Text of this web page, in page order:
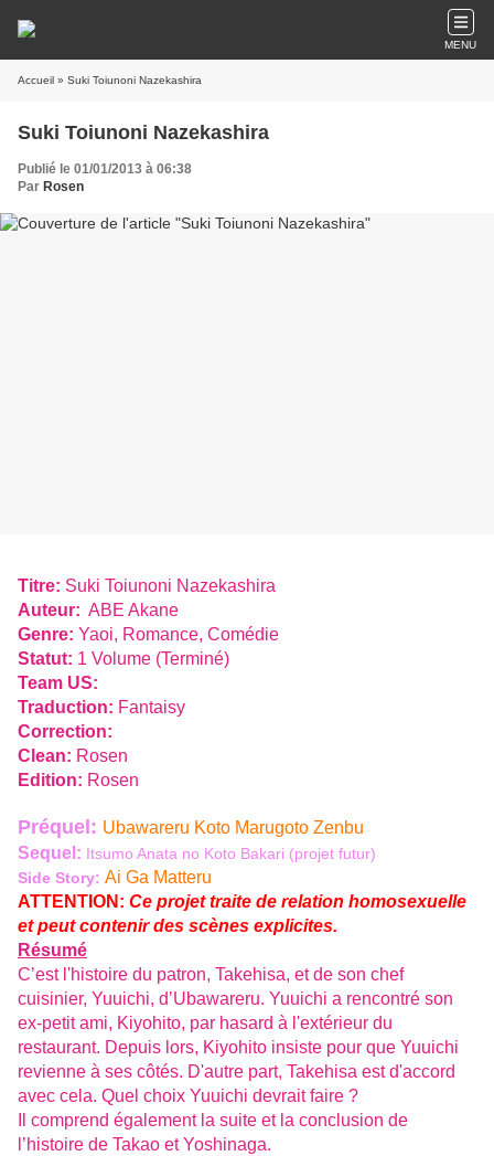
MENU
Accueil » Suki Toiunoni Nazekashira
Suki Toiunoni Nazekashira
Publié le 01/01/2013 à 06:38
Par Rosen
Titre: Suki Toiunoni Nazekashira
Auteur: ABE Akane
Genre: Yaoi, Romance, Comédie
Statut: 1 Volume (Terminé)
Team US:
Traduction: Fantaisy
Correction:
Clean: Rosen
Edition: Rosen
Préquel: Ubawareru Koto Marugoto Zenbu
Sequel: Itsumo Anata no Koto Bakari (projet futur)
Side Story: Ai Ga Matteru
ATTENTION: Ce projet traite de relation homosexuelle
et peut contenir des scènes explicites.
Résumé
C’est l'histoire du patron, Takehisa, et de son chef
cuisinier, Yuuichi, d’Ubawareru. Yuuichi a rencontré son
ex-petit ami, Kiyohito, par hasard à l'extérieur du
restaurant. Depuis lors, Kiyohito insiste pour que Yuuichi
revienne à ses côtés. D'autre part, Takehisa est d'accord
avec cela. Quel choix Yuuichi devrait faire ?
Il comprend également la suite et la conclusion de
l’histoire de Takao et Yoshinaga.